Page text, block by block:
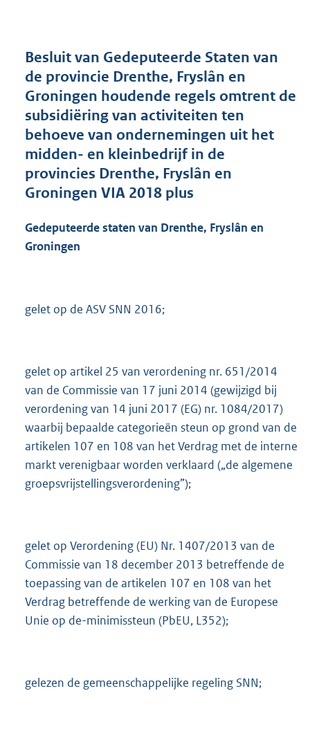
r
o
t
t
:
4
3
K
Besluit van Gedeputeerde Staten van
de provincie Drenthe, Fryslân en
Groningen houdende regels omtrent de
subsidiëring van activiteiten ten
behoeve van ondernemingen uit het
midden- en kleinbedrijf in de
provincies Drenthe, Fryslân en
Groningen VIA 2018 plus
Gedeputeerde staten van Drenthe, Fryslân en
Groningen
gelet op de ASV SNN 2016;
gelet op artikel 25 van verordening nr. 651/2014
van de Commissie van 17 juni 2014 (gewijzigd bij
verordening van 14 juni 2017 (EG) nr. 1084/2017)
waarbij bepaalde categorieën steun op grond van de
artikelen 107 en 108 van het Verdrag met de interne
markt verenigbaar worden verklaard („de algemene
groepsvrijstellingsverordening”);
gelet op Verordening (EU) Nr. 1407/2013 van de
Commissie van 18 december 2013 betreffende de
toepassing van de artikelen 107 en 108 van het
Verdrag betreffende de werking van de Europese
Unie op de-minimissteun (PbEU, L352);
gelezen de gemeenschappelijke regeling SNN;